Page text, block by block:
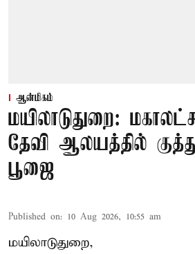
ஆன்மிகம்
மயிலாடுதுறை:
தேவி ஆலயத்தில்
பூஜை
Published on: 10 Aug 2026, 10:55 am
மயிலாடுதுறை,